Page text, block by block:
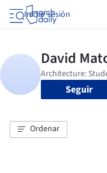
Iniciar sesión
Seguir
Ordenar